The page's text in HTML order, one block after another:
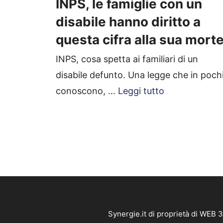
INPS, le famiglie con un
disabile hanno diritto a
questa cifra alla sua
INPS, cosa spetta ai familiari di un
disabile defunto. Una legge che in
conoscono, … Leggi tutto
Synergie.it di proprietà di WEB